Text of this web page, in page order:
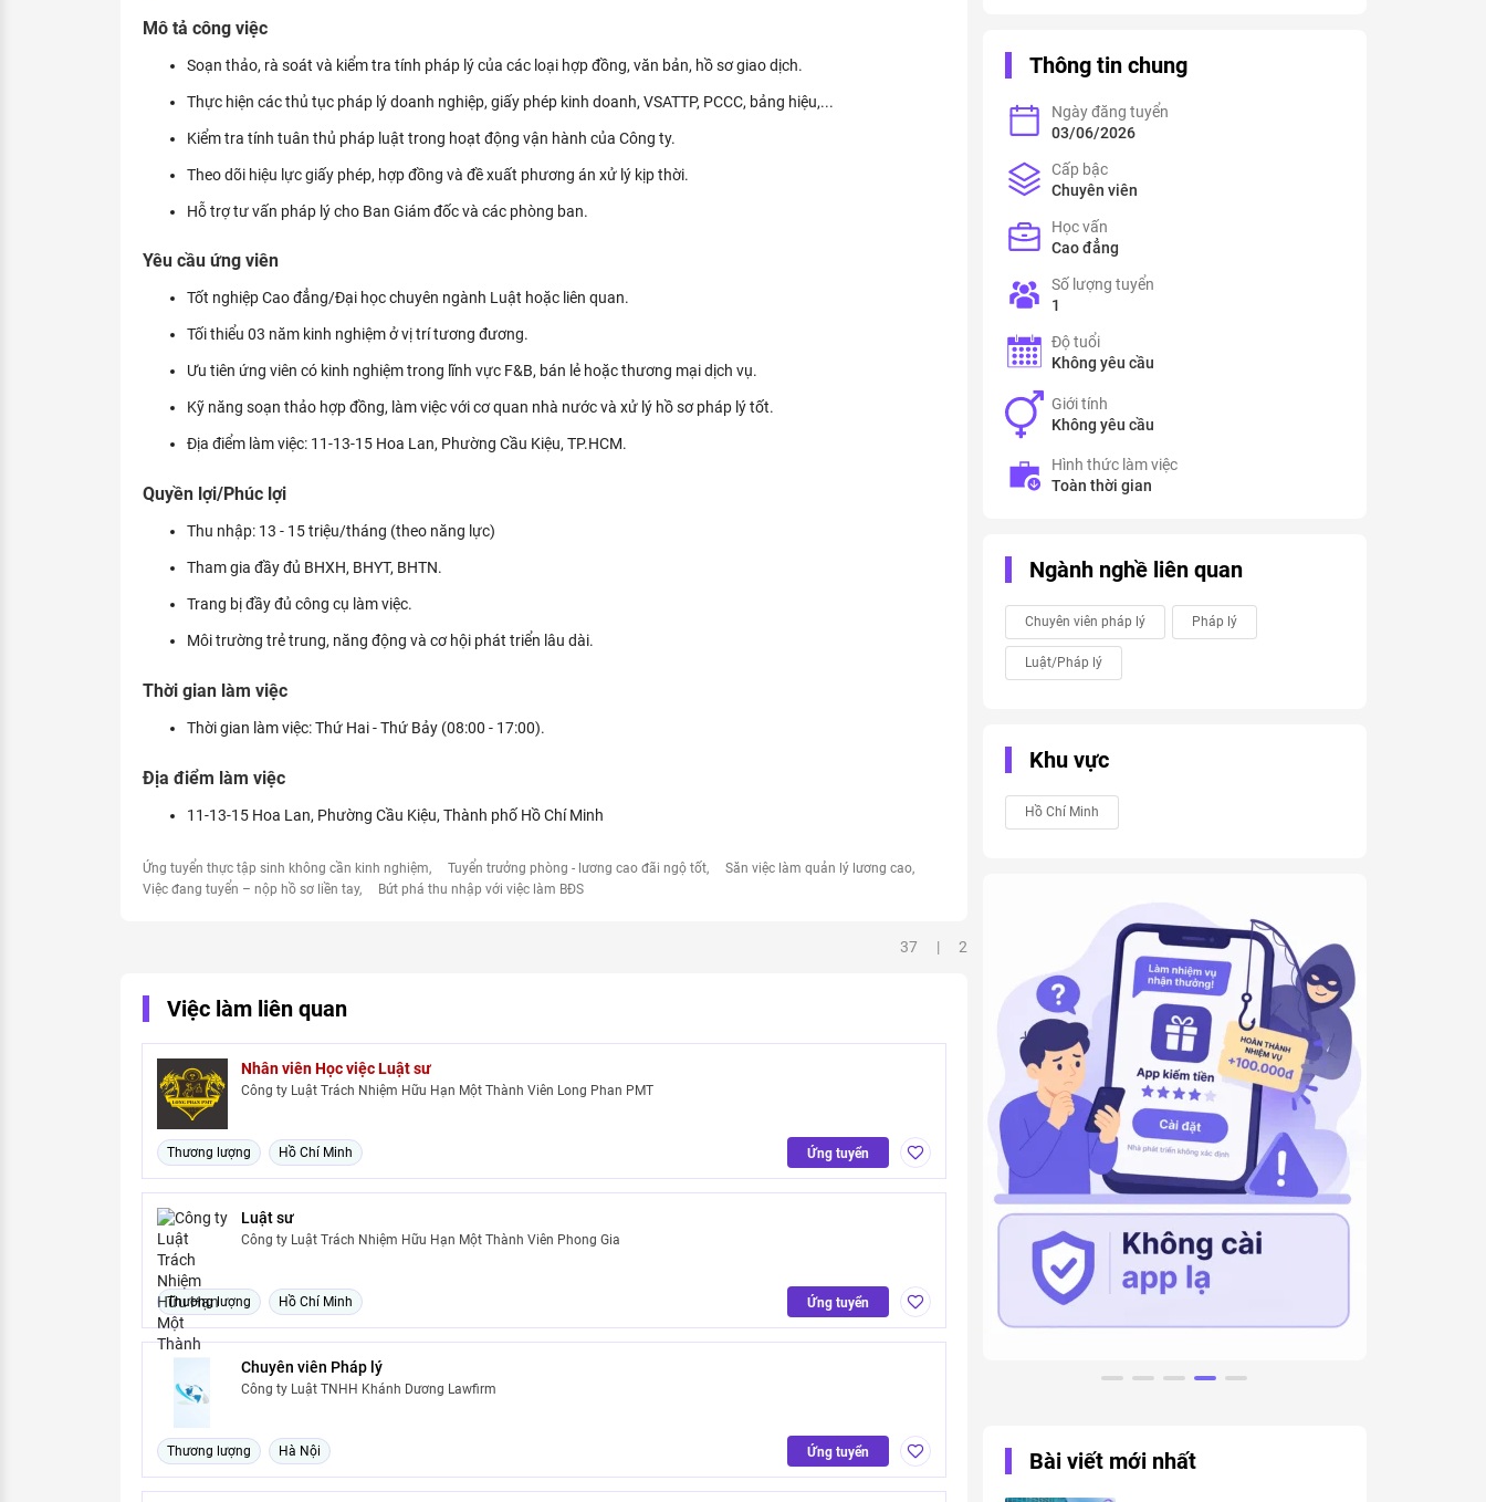
KHÁM PHÁ NGHỀ NGHIỆP
Kỹ năng nghề nghiệp
HƯỚNG NGHIỆP VIỆC LÀM
Đặc trưng từng nghề
XÂY DỰNG VÀ PHÁT TRIỂN ĐỘI NGŨ
TUYỂN DỤNG VIỆC LÀM
Mô tả công việc
Soạn thảo, rà soát và kiểm tra tính pháp lý của các loại hợp đồng, văn bản, hồ sơ giao dịch.
Thực hiện các thủ tục pháp lý doanh nghiệp, giấy phép kinh doanh, VSATTP, PCCC, bảng hiệu,...
Kiểm tra tính tuân thủ pháp luật trong hoạt động vận hành của Công ty.
Theo dõi hiệu lực giấy phép, hợp đồng và đề xuất phương án xử lý kịp thời.
Hỗ trợ tư vấn pháp lý cho Ban Giám đốc và các phòng ban.
Yêu cầu ứng viên
Tốt nghiệp Cao đẳng/Đại học chuyên ngành Luật hoặc liên quan.
Tối thiểu 03 năm kinh nghiệm ở vị trí tương đương.
Ưu tiên ứng viên có kinh nghiệm trong lĩnh vực F&B, bán lẻ hoặc thương mại dịch vụ.
Kỹ năng soạn thảo hợp đồng, làm việc với cơ quan nhà nước và xử lý hồ sơ pháp lý tốt.
Địa điểm làm việc: 11-13-15 Hoa Lan, Phường Cầu Kiệu, TP.HCM.
Quyền lợi/Phúc lợi
Thu nhập: 13 - 15 triệu/tháng (theo năng lực)
Tham gia đầy đủ BHXH, BHYT, BHTN.
Trang bị đầy đủ công cụ làm việc.
Môi trường trẻ trung, năng động và cơ hội phát triển lâu dài.
Thời gian làm việc
Thời gian làm việc: Thứ Hai - Thứ Bảy (08:00 - 17:00).
Địa điểm làm việc
11-13-15 Hoa Lan, Phường Cầu Kiệu, Thành phố Hồ Chí Minh
Ứng tuyển thực tập sinh không cần kinh nghiệm Tuyển trưởng phòng - lương cao đãi ngộ tốt
Săn việc làm quản lý lương cao
Việc đang tuyển – nộp hồ sơ liền tay
Bứt phá thu nhập với việc làm BĐS
37 | 2
Việc làm liên quan
Nhân viên Học việc Luật sư
Công ty Luật Trách Nhiệm Hữu Hạn Một Thành Viên Long Phan PMT
Thương lượng Hồ Chí Minh Ứng tuyển
Luật sư
Công ty Luật Trách Nhiệm Hữu Hạn Một Thành Viên Phong Gia
Thương lượng Hồ Chí Minh Ứng tuyển
Chuyên viên Pháp lý
Công ty Luật TNHH Khánh Dương Lawfirm
Thương lượng Hà Nội Ứng tuyển
Thông tin chung
Ngày đăng tuyển
03/06/2026
Cấp bậc
Chuyên viên
Học vấn
Cao đẳng
Số lượng tuyển
1
Độ tuổi
Không yêu cầu
Giới tính
Không yêu cầu
Hình thức làm việc
Toàn thời gian
Ngành nghề liên quan
Chuyên viên pháp lý Pháp lý
Luật/Pháp lý
Khu vực
Hồ Chí Minh
Bài viết mới nhất